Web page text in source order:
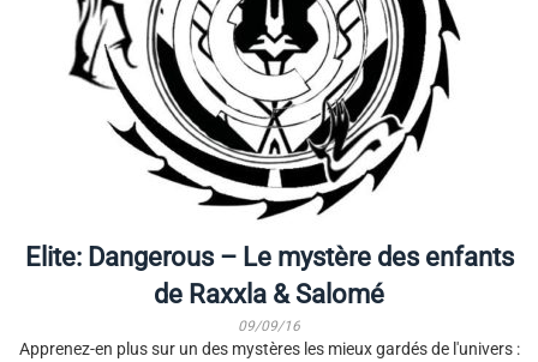
Elite: Dangerous – Le mystère des enfants
de Raxxla & Salomé
09/09/16
Apprenez-en plus sur un des mystères les mieux gardés de l'univers :